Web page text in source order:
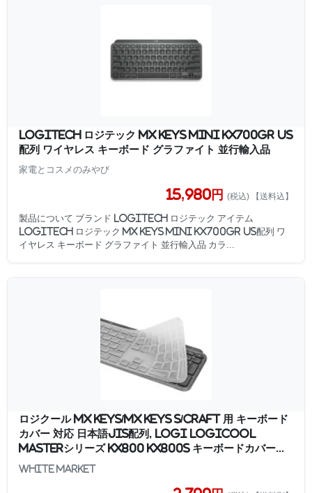
Logitech ロジテック MX KEYS mini KX700GR US
配列 ワイヤレス キーボード グラファイト 並行輸入品
家電とコスメのみやび
15,980円 (税込) 【送料込】
製品について ブランド Logitech ロジテック アイテム
Logitech ロジテック MX KEYS mini KX700GR US配列 ワ
イヤレス キーボード グラファイト 並行輸入品 カラ...
ロジクール MX Keys/MX Keys S/Craft 用 キーボード
カバー 対応 日本語JIS配列, Logi Logicool
Masterシリーズ KX800 KX800s キーボードカバー...
White market